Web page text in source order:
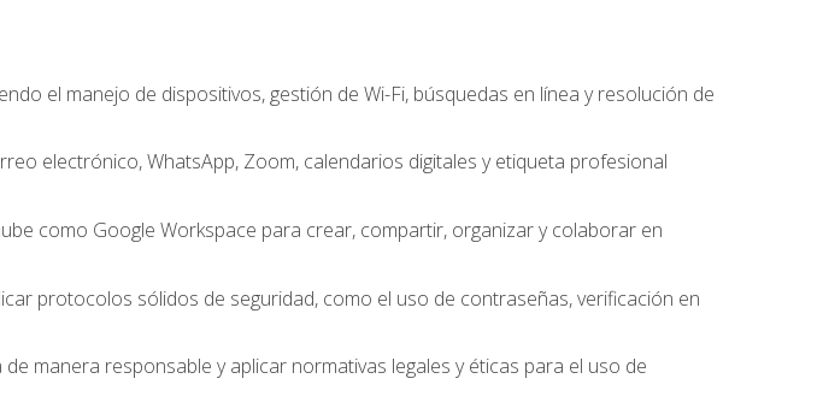
el manejo de dispositivos, gestión de Wi-Fi, búsquedas en línea y resolución de
electrónico, WhatsApp, Zoom, calendarios digitales y etiqueta profesional
como Google Workspace para crear, compartir, organizar y colaborar en
protocolos sólidos de seguridad, como el uso de contraseñas, verificación en
manera responsable y aplicar normativas legales y éticas para el uso de